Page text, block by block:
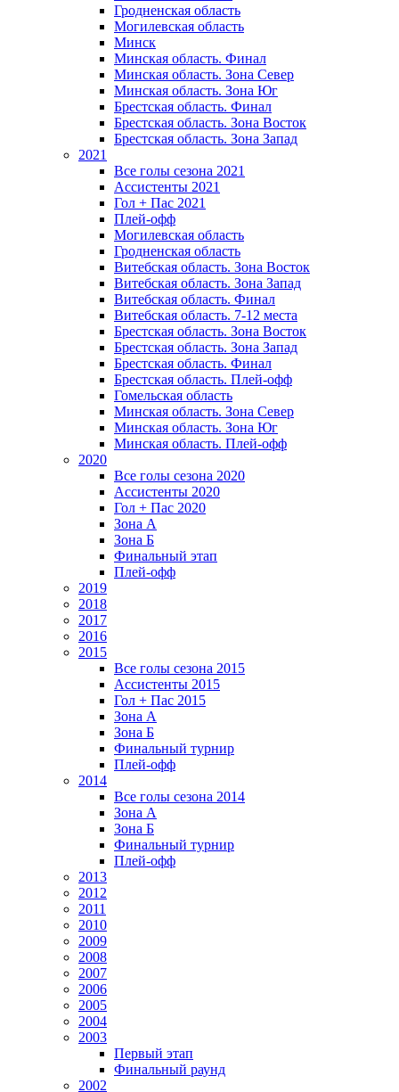
Гродненская область
Могилевская область
Минск
Mинская область. Финал
Минская область. Зона Север
Минская область. Зона Юг
Брестская область. Финал
Брестская область. Зона Восток
Брестская область. Зона Запад
2021
Все голы сезона 2021
Ассистенты 2021
Гол + Пас 2021
Плей-офф
Могилевская область
Гродненская область
Витебская область. Зона Восток
Витебская область. Зона Запад
Витебская область. Финал
Витебская область. 7-12 места
Брестская область. Зона Восток
Брестская область. Зона Запад
Брестская область. Финал
Брестская область. Плей-офф
Гомельская область
Минская область. Зона Север
Минская область. Зона Юг
Минская область. Плей-офф
2020
Все голы сезона 2020
Ассистенты 2020
Гол + Пас 2020
Зона А
Зона Б
Финальный этап
Плей-офф
2019
2018
2017
2016
2015
Все голы сезона 2015
Ассистенты 2015
Гол + Пас 2015
Зона А
Зона Б
Финальный турнир
Плей-офф
2014
Все голы сезона 2014
Зона А
Зона Б
Финальный турнир
Плей-офф
2013
2012
2011
2010
2009
2008
2007
2006
2005
2004
2003
Первый этап
Финальный раунд
2002